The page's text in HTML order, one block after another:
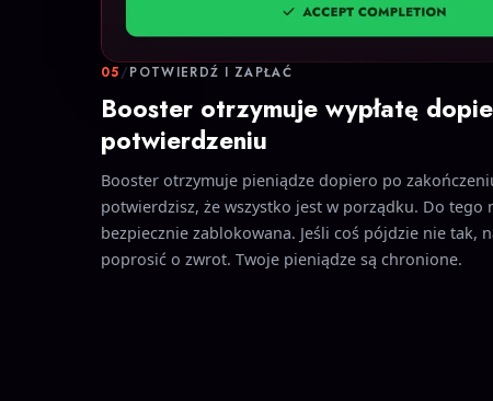
05/POTWIERDŹ I ZAPŁAĆ
Booster otrzymuje wypłatę
potwierdzeniu
Booster otrzymuje pieniądze dopiero po
potwierdzisz, że wszystko jest w porządku. Do tego
bezpiecznie zablokowana. Jeśli coś pójdzie nie tak,
poprosić o zwrot. Twoje pieniądze są chronione.